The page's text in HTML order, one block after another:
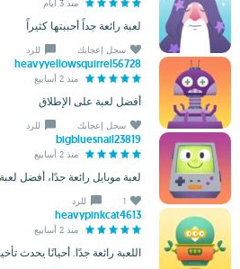
منذ 3 أيام
لعبة رائعة جداً أحببتها كثيراً
سجل إعجابك للرد
heavyyellowsquirrel56728
منذ 2 أسابيع
أفضل لعبة على الإطلاق
سجل إعجابك للرد
bigbluesnail23819
منذ 2 أسابيع
لعبة موبايل رائعة جدًا، أفضل
1 للرد
heavypinkcat4613
منذ 2 أسابيع
اللعبة رائعة جدًا. أحيانًا يحدث